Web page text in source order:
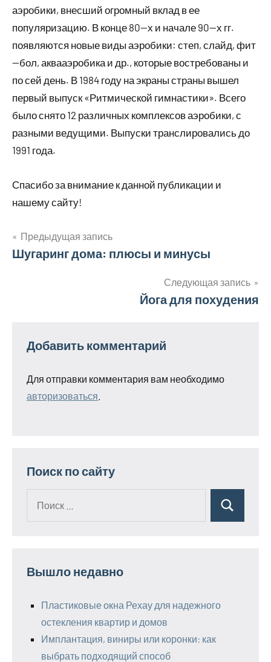
аэробики, внесший огромный вклад в ее
популяризацию. В конце 80—х и начале 90—х гг.
появляются новые виды аэробики: степ, слайд, фит
—бол, аквааэробика и др., которые востребованы и
по сей день. В 1984 году на экраны страны вышел
первый выпуск «Ритмической гимнастики». Всего
было снято 12 различных комплексов аэробики, с
разными ведущими. Выпуски транслировались до
1991 года.
Спасибо за внимание к данной публикации и
нашему сайту!
Навигация
Предыдущая запись
Шугаринг дома: плюсы и минусы
Следующая запись
Йога для похудения
Добавить комментарий
Для отправки комментария вам необходимо
авторизоваться
Поиск по сайту
Поиск
Вышло недавно
Пластиковые окна Рехау для надежного
остекления квартир и домов
Имплантация, виниры или коронки: как
выбрать подходящий способ